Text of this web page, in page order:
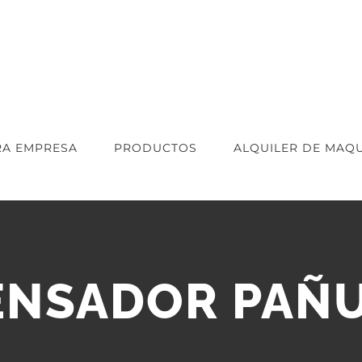
EMPRESA PRODUCTOS ALQUILER DE